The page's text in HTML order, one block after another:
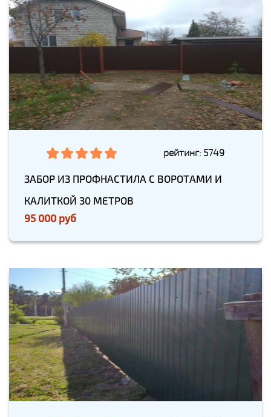
рейтинг: 5749
ЗАБОР ИЗ ПРОФНАСТИЛА С ВОРОТАМИ И
КАЛИТКОЙ 30 МЕТРОВ
95 000 руб